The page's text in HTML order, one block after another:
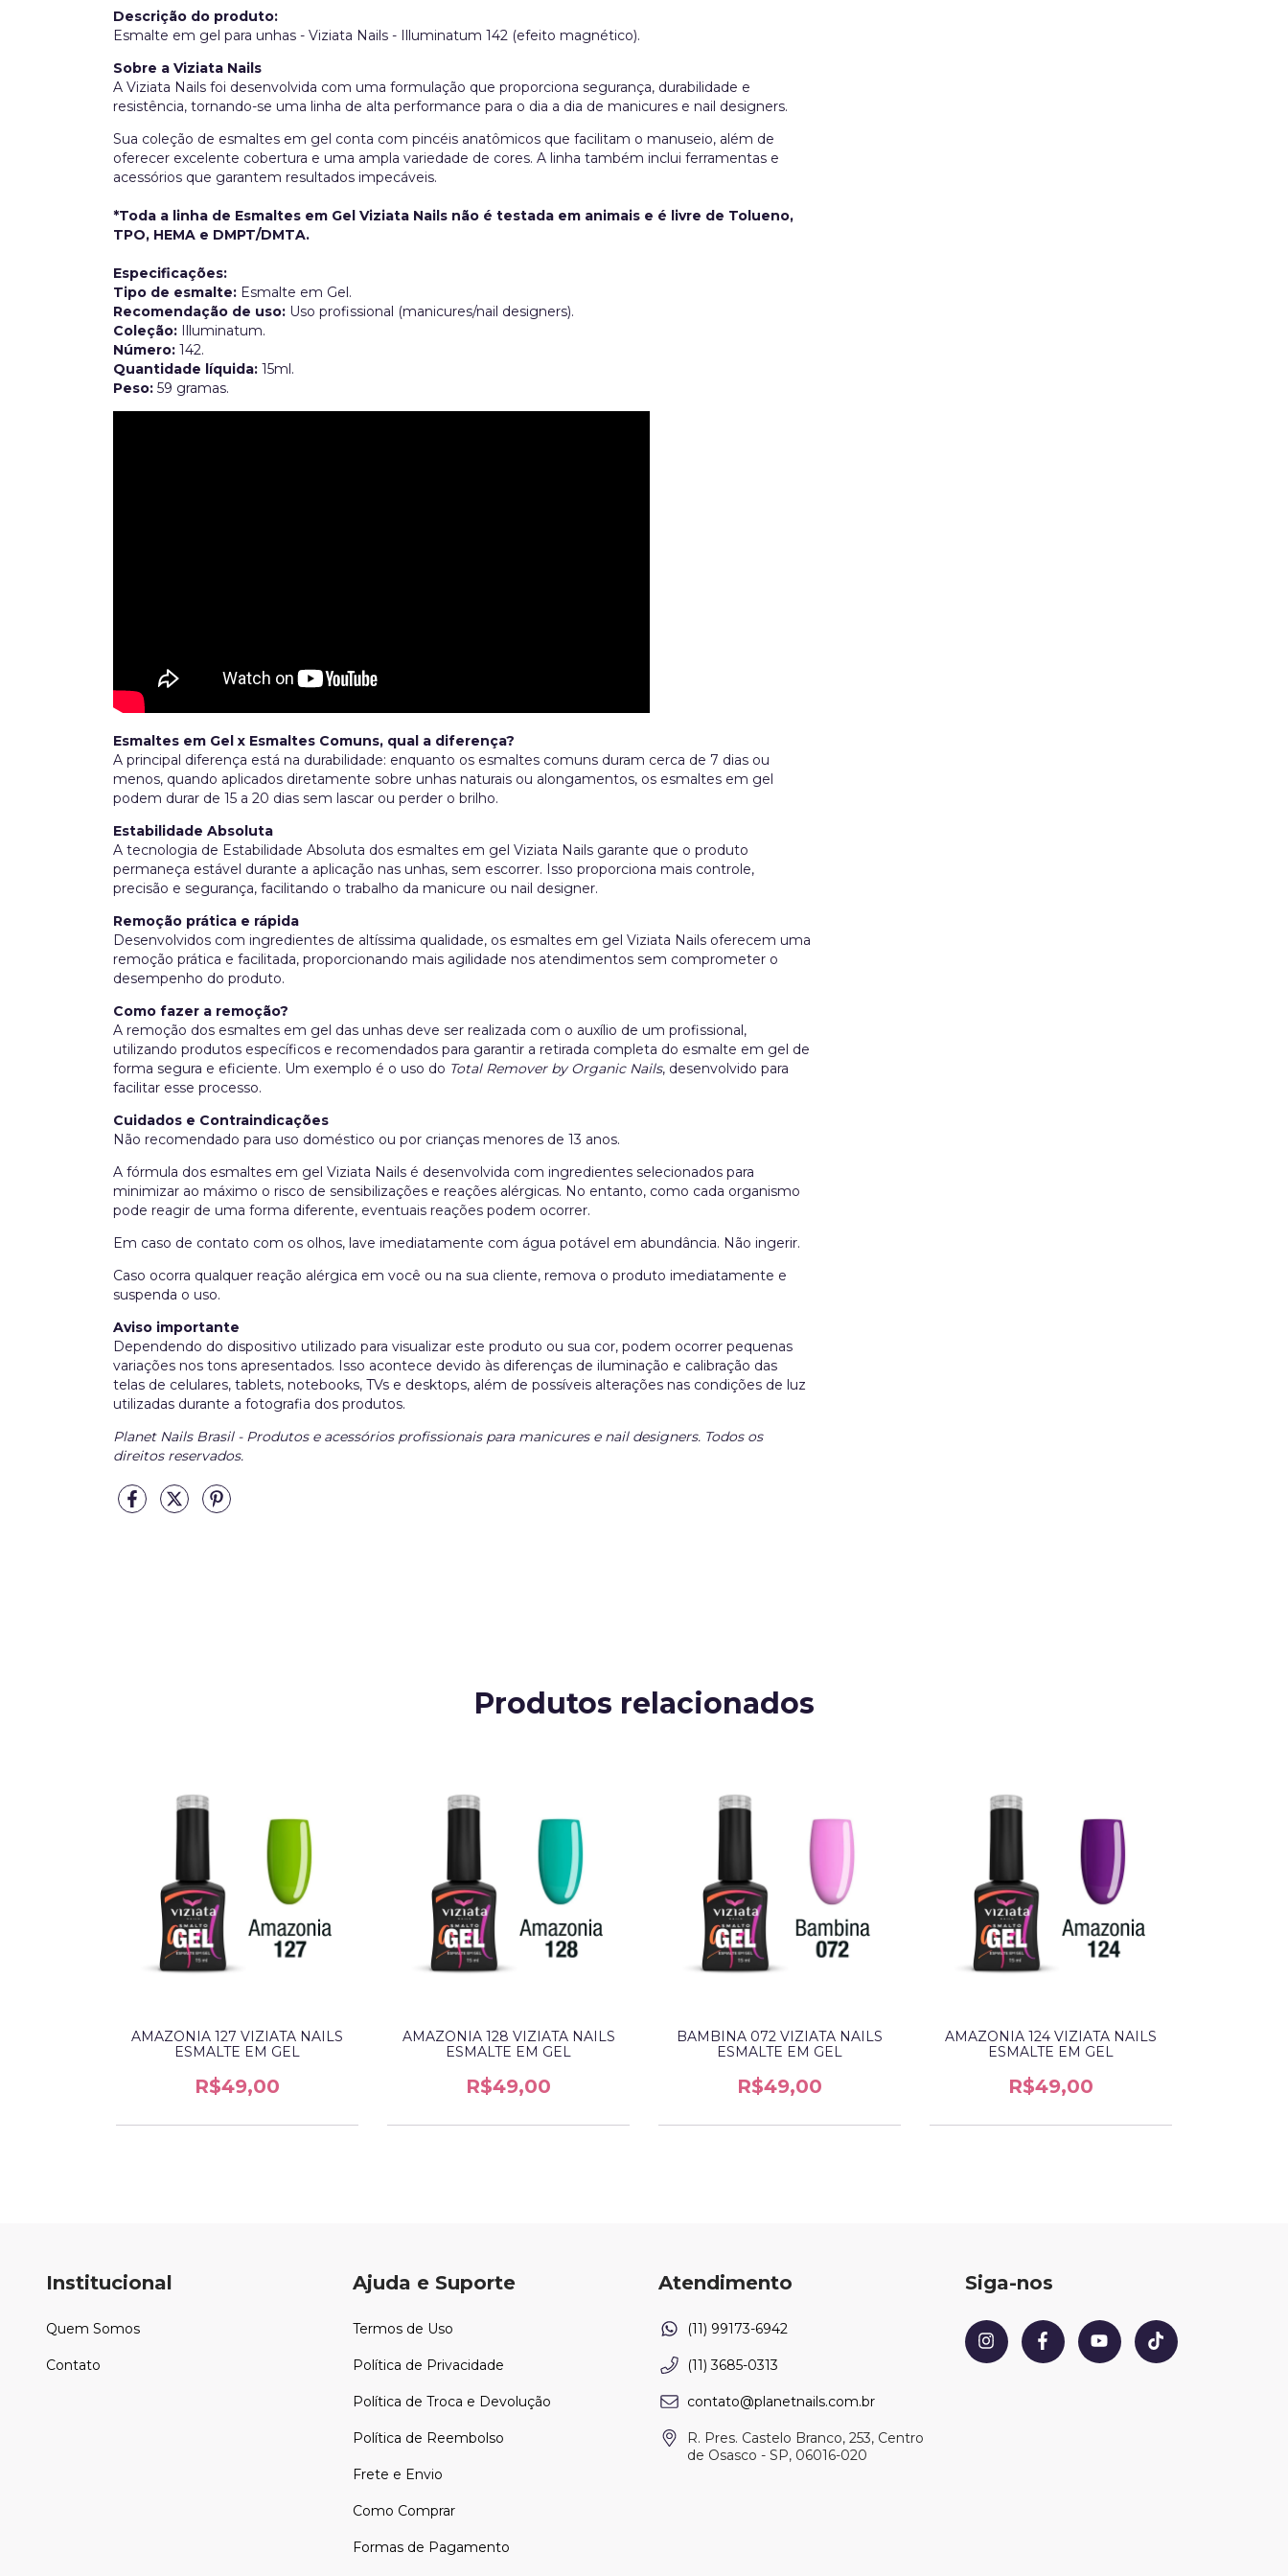
Descrição do produto:
Esmalte em gel para unhas - Viziata Nails - Illuminatum 142 (efeito magnético).
Sobre a Viziata Nails
A Viziata Nails foi desenvolvida com uma formulação que proporciona segurança, durabilidade e
resistência, tornando-se uma linha de alta performance para o dia a dia de manicures e nail designers.
Sua coleção de esmaltes em gel conta com pincéis anatômicos que facilitam o manuseio, além de
oferecer excelente cobertura e uma ampla variedade de cores. A linha também inclui ferramentas e
acessórios que garantem resultados impecáveis.
*Toda a linha de Esmaltes em Gel Viziata Nails não é testada em animais e é livre de Tolueno,
TPO, HEMA e DMPT/DMTA.
Especificações:
Tipo de esmalte: Esmalte em Gel.
Recomendação de uso: Uso profissional (manicures/nail designers).
Coleção: Illuminatum.
Número: 142.
Quantidade líquida: 15ml.
Peso: 59 gramas.
Esmaltes em Gel x Esmaltes Comuns, qual a diferença?
A principal diferença está na durabilidade: enquanto os esmaltes comuns duram cerca de 7 dias ou
menos, quando aplicados diretamente sobre unhas naturais ou alongamentos, os esmaltes em gel
podem durar de 15 a 20 dias sem lascar ou perder o brilho.
Estabilidade Absoluta
A tecnologia de Estabilidade Absoluta dos esmaltes em gel Viziata Nails garante que o produto
permaneça estável durante a aplicação nas unhas, sem escorrer. Isso proporciona mais controle,
precisão e segurança, facilitando o trabalho da manicure ou nail designer.
Remoção prática e rápida
Desenvolvidos com ingredientes de altíssima qualidade, os esmaltes em gel Viziata Nails oferecem uma
remoção prática e facilitada, proporcionando mais agilidade nos atendimentos sem comprometer o
desempenho do produto.
Como fazer a remoção?
A remoção dos esmaltes em gel das unhas deve ser realizada com o auxílio de um profissional,
utilizando produtos específicos e recomendados para garantir a retirada completa do esmalte em gel de
forma segura e eficiente. Um exemplo é o uso do Total Remover by Organic Nails, desenvolvido para
facilitar esse processo.
Cuidados e Contraindicações
Não recomendado para uso doméstico ou por crianças menores de 13 anos.
A fórmula dos esmaltes em gel Viziata Nails é desenvolvida com ingredientes selecionados para
minimizar ao máximo o risco de sensibilizações e reações alérgicas. No entanto, como cada organismo
pode reagir de uma forma diferente, eventuais reações podem ocorrer.
Em caso de contato com os olhos, lave imediatamente com água potável em abundância. Não ingerir.
Caso ocorra qualquer reação alérgica em você ou na sua cliente, remova o produto imediatamente e
suspenda o uso.
Aviso importante
Dependendo do dispositivo utilizado para visualizar este produto ou sua cor, podem ocorrer pequenas
variações nos tons apresentados. Isso acontece devido às diferenças de iluminação e calibração das
telas de celulares, tablets, notebooks, TVs e desktops, além de possíveis alterações nas condições de luz
utilizadas durante a fotografia dos produtos.
Planet Nails Brasil - Produtos e acessórios profissionais para manicures e nail designers. Todos os
direitos reservados.
Produtos relacionados
AMAZONIA 127 VIZIATA NAILS
ESMALTE EM GEL
R$49,00
AMAZONIA 128 VIZIATA NAILS
ESMALTE EM GEL
R$49,00
BAMBINA 072 VIZIATA NAILS
ESMALTE EM GEL
R$49,00
AMAZONIA 124 VIZIATA NAILS
ESMALTE EM GEL
R$49,00
Institucional
Quem Somos
Contato
Ajuda e Suporte
Termos de Uso
Política de Privacidade
Política de Troca e Devolução
Política de Reembolso
Frete e Envio
Como Comprar
Formas de Pagamento
Atendimento
(11) 3685-0313
contato@planetnails.com.br
R. Pres. Castelo Branco, 253, Centro
de Osasco - SP, 06016-020
Siga-nos